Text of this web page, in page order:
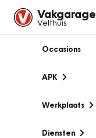
Vakgarage
Velthuis
Occasions
APK
Werkplaats
Diensten